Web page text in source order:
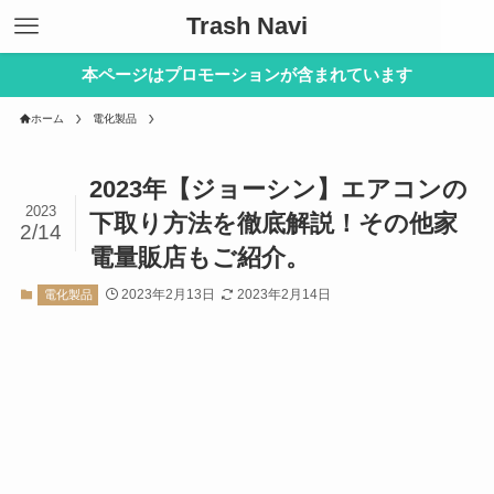
Trash Navi
本ページはプロモーションが含まれています
ホーム 電化製品
2023年【ジョーシン】エアコンの
下取り方法を徹底解説！その他家
電量販店もご紹介。
2023
2/14
電化製品 2023年2月13日 2023年2月14日